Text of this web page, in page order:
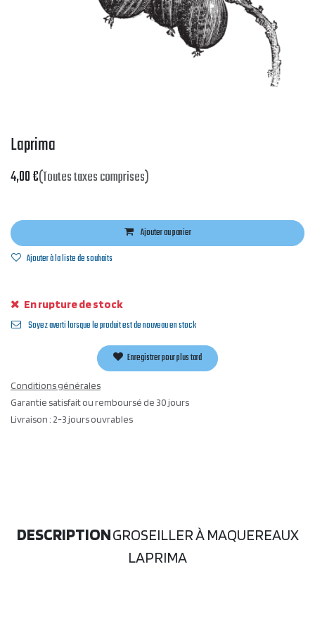
Laprima
4,00€(Toutes taxes comprises)
Ajouter au panier
Ajouter à la liste de souhaits
En rupture de stock
Soyez averti lorsque le produit est de nouveau en stock
Enregistrer pour plus tard
Conditions générales
Garantie satisfait ou remboursé de 30 jours
Livraison : 2-3 jours ouvrables
DESCRIPTIONGROSEILLER À MAQUEREAUX
LAPRIMA